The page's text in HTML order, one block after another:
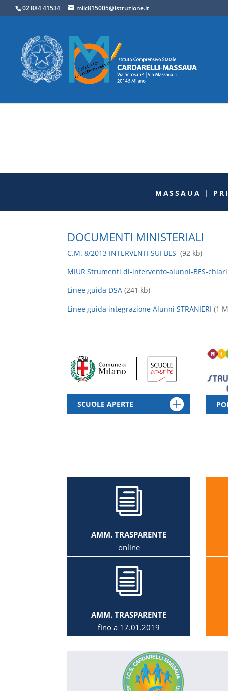
02 884 41534 miic815005@istruzione.it
MASSAUA |
DOCUMENTI MINISTERIALI
C.M. 8/2013 INTERVENTI SUI BES (92 kb)
MIUR Strumenti di-intervento-alunni-BES-
Linee guida DSA (241 kb)
Linee guida integrazione Alunni STRANIERI (1
SCUOLE APERTE
i
AMM. TRASPARENTE
online
i
AMM. TRASPARENTE
fino a 17.01.2019